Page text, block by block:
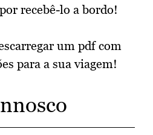
recebê-lo a bordo!
um pdf com
para a sua viagem!